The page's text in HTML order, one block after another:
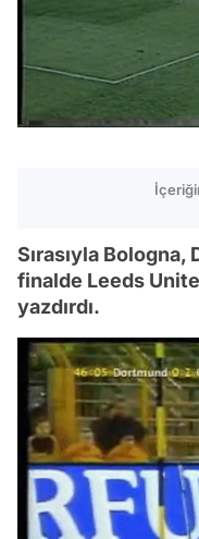
Sırasıyla
finalde Leeds
yazdırdı.